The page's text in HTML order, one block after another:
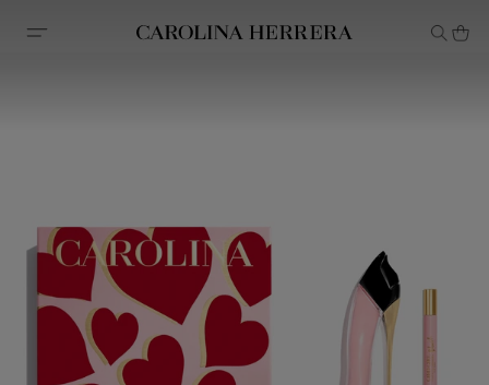
Erklärung zur Barrierefreiheit (Link)